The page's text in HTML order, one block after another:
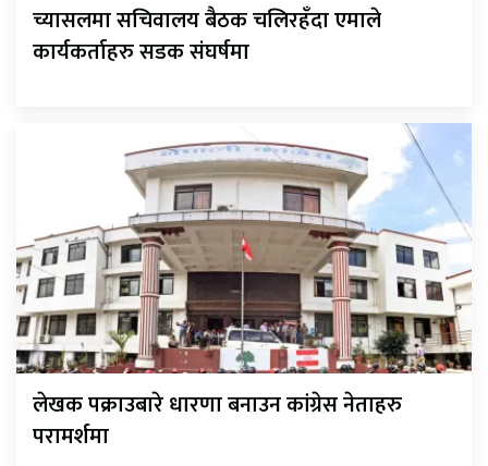
च्यासलमा सचिवालय बैठक चलिरहँदा एमाले
कार्यकर्ताहरु सडक संघर्षमा
लेखक पक्राउबारे धारणा बनाउन कांग्रेस नेताहरु
परामर्शमा